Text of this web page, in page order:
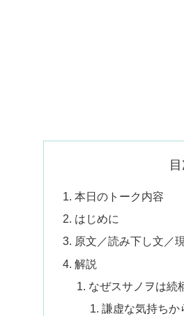
本日のトーク内容
はじめに
原文／読み下し文／
解説
なぜスサノヲは続
謙虚な気持ちか